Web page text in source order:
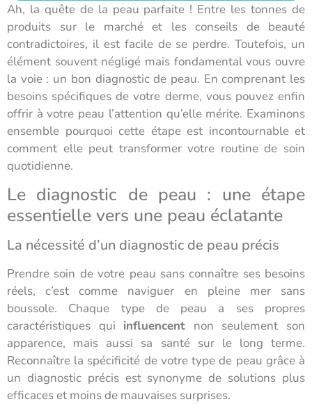
Ah, la quête de la peau parfaite ! Entre les tonnes de
produits sur le marché et les conseils de beauté
contradictoires, il est facile de se perdre. Toutefois, un
élément souvent négligé mais fondamental vous ouvre
la voie : un bon diagnostic de peau. En comprenant les
besoins spécifiques de votre derme, vous pouvez enfin
offrir à votre peau l’attention qu’elle mérite. Examinons
ensemble pourquoi cette étape est incontournable et
comment elle peut transformer votre routine de soin
quotidienne.
Le diagnostic de peau : une étape
essentielle vers une peau éclatante
La nécessité d’un diagnostic de peau précis
Prendre soin de votre peau sans connaître ses besoins
réels, c’est comme naviguer en pleine mer sans
boussole. Chaque type de peau a ses propres
caractéristiques qui influencent non seulement son
apparence, mais aussi sa santé sur le long terme.
Reconnaître la spécificité de votre type de peau grâce à
un diagnostic précis est synonyme de solutions plus
efficaces et moins de mauvaises surprises.